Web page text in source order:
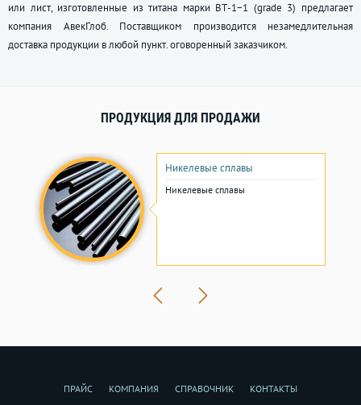
или лист, изготовленные из титана марки ВТ-1−1 (grade 3) предлагает
компания АвекГлоб. Поставщиком производится незамедлительная
доставка продукции в любой пункт. оговоренный заказчиком.
ПРОДУКЦИЯ ДЛЯ ПРОДАЖИ
Никелевые сплавы
Никелевые сплавы
ПРАЙС КОМПАНИЯ СПРАВОЧНИК КОНТАКТЫ